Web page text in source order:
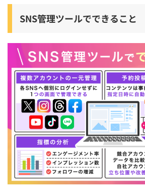
まとめ：SNS管理ツールおすすめ6選
SNS管理ツールでできること